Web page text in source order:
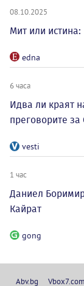
08.10.2025
Мит или
edna
6 часа
Идва ли краят
преговорите
vesti
1 час
Даниел
Кайрат
gong
Abv.bg Vbox7.com